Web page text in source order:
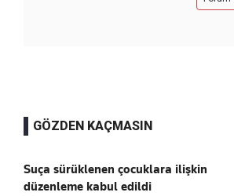
GÖZDEN KAÇMASIN
Suça sürüklenen çocuklara ilişkin
düzenleme kabul edildi